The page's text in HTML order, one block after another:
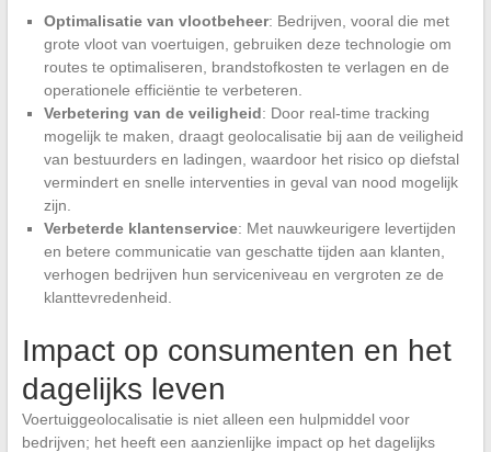
Optimalisatie van vlootbeheer: Bedrijven, vooral die met
grote vloot van voertuigen, gebruiken deze technologie om
routes te optimaliseren, brandstofkosten te verlagen en de
operationele efficiëntie te verbeteren.
Verbetering van de veiligheid: Door real-time tracking
mogelijk te maken, draagt geolocalisatie bij aan de veiligheid
van bestuurders en ladingen, waardoor het risico op diefstal
vermindert en snelle interventies in geval van nood mogelijk
zijn.
Verbeterde klantenservice: Met nauwkeurigere levertijden
en betere communicatie van geschatte tijden aan klanten,
verhogen bedrijven hun serviceniveau en vergroten ze de
klanttevredenheid.
Impact op consumenten en het
dagelijks leven
Voertuiggeolocalisatie is niet alleen een hulpmiddel voor
bedrijven; het heeft een aanzienlijke impact op het dagelijks